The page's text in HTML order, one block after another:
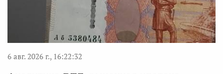
6 авг. 2026 г., 16:22:32